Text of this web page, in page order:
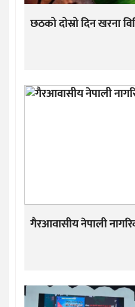
छठको दोस्रो दिन खरना
गैरआवासीय नेपाली